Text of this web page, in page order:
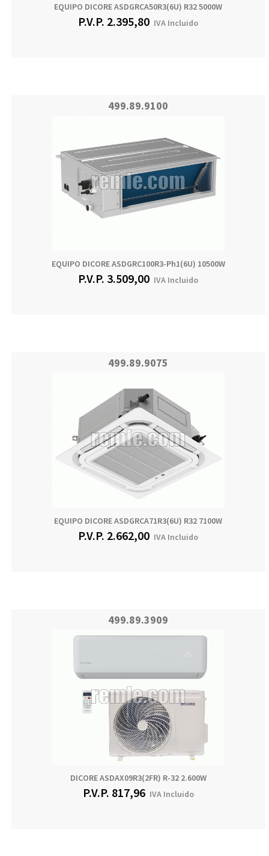
EQUIPO DICORE ASDGRCA50R3(6U) R32 5000W
P.V.P. 2.395,80 IVA Incluido
499.89.9100
EQUIPO DICORE ASDGRC100R3-Ph1(6U) 10500W
P.V.P. 3.509,00 IVA Incluido
499.89.9075
EQUIPO DICORE ASDGRCA71R3(6U) R32 7100W
P.V.P. 2.662,00 IVA Incluido
499.89.3909
DICORE ASDAX09R3(2FR) R-32 2.600W
P.V.P. 817,96 IVA Incluido